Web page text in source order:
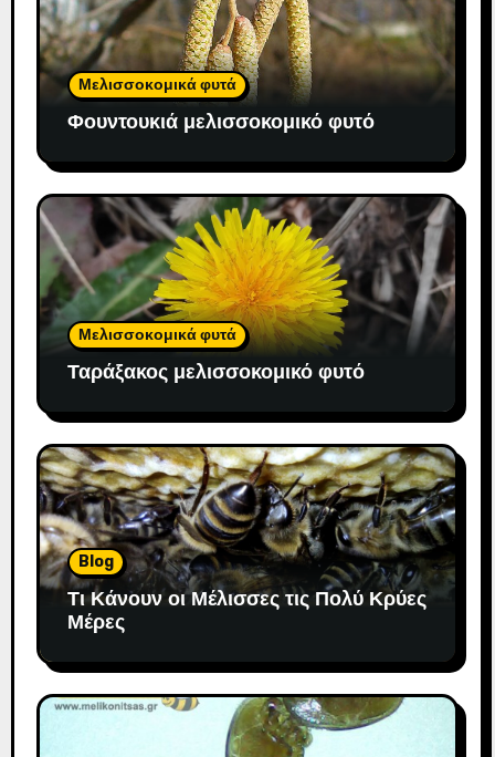
Μελισσοκομικά φυτά
Φουντουκιά μελισσοκομικό φυτό
Μελισσοκομικά φυτά
Ταράξακος μελισσοκομικό φυτό
Blog
Τι Κάνουν οι Μέλισσες τις Πολύ Κρύες
Μέρες